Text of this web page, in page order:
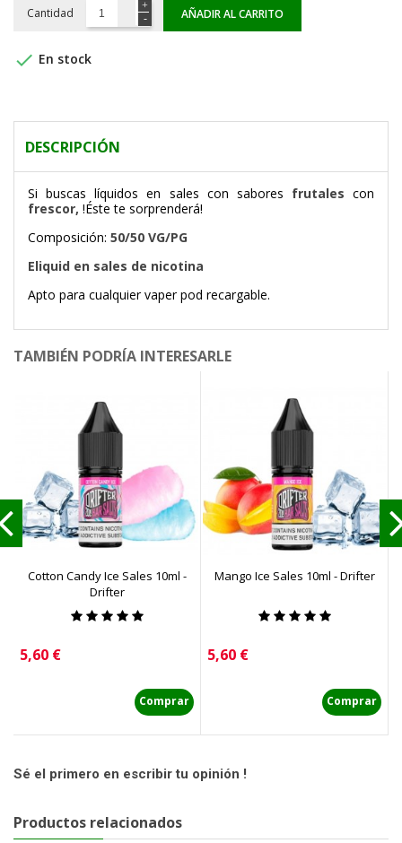
Cantidad AÑADIR AL CARRITO
 En stock
DESCRIPCIÓN
Si buscas líquidos en sales con sabores frutales con
frescor, !Éste te sorprenderá!
Composición: 50/50 VG/PG
Eliquid en sales de nicotina
Apto para cualquier vaper pod recargable.
TAMBIÉN PODRÍA INTERESARLE
Cotton Candy Ice Sales 10ml -
Drifter
Precio
5,60 €
Comprar
Mango Ice Sales 10ml - Drifter
Precio
5,60 €
Comprar
Sé el primero en escribir tu opinión !
Productos relacionados